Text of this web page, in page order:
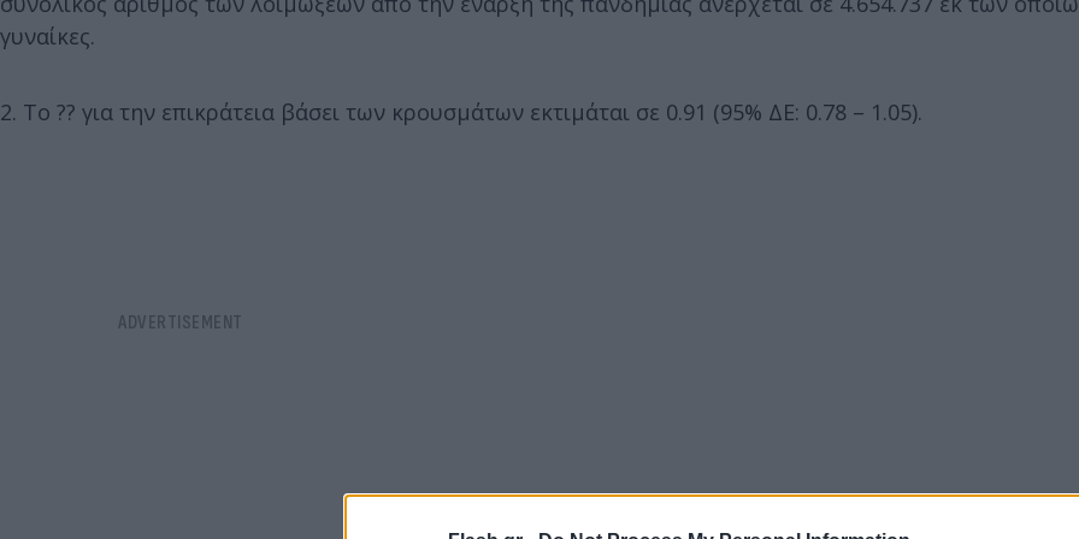
γυναίκες.
2. To ?? για την επικράτεια βάσει των κρουσμάτων εκτιμάται σε 0.91 (95% ΔΕ: 0.78 – 1.05).